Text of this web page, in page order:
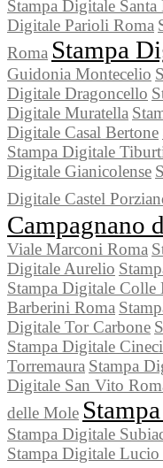
Stampa Digitale
Digitale Parioli Roma
Roma Stampa
Guidonia Montecelio
Digitale Dragoncello
Digitale Muratella
Digitale Casal Bertone
Stampa Digitale
Digitale Gianicolense
Digitale Castel
Campagnano
Viale Marconi Roma
Digitale Aurelio
Stampa Digitale Colle
Barberini Roma
Digitale Tor Carbone
Stampa Digitale
Torremaura Stampa
Digitale San Vito
delle Mole
Stampa Digitale
Stampa Digitale Lucio